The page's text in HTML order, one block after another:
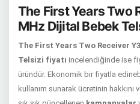
The First Years Two
MHz Dijital Bebek
The First Years Two Receiver
Telsizi fiyatı incelendiğinde ise
üründür. Ekonomik bir fiyatla
kullanım sunarak ücretinin hakkını